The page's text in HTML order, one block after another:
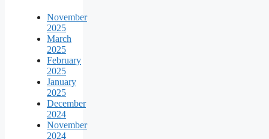
November
2025
March
2025
February
2025
January
2025
December
2024
November
2024